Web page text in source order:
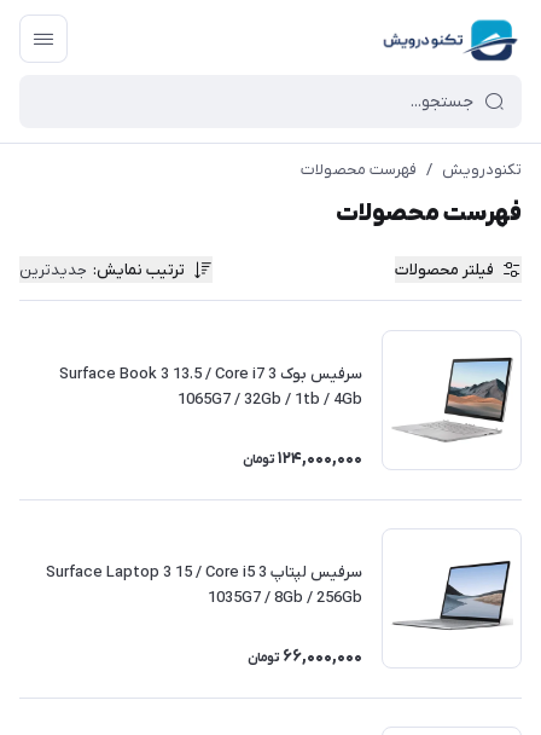
تکنودرویش / فهرست محصولات
فهرست محصولات
فیلتر محصولات ترتیب نمایش: جدیدترین
سرفیس بوک 3 Surface Book 3 13.5 / Core i7
1065G7 / 32Gb / 1tb / 4Gb
124,000,000 تومان
سرفیس لپتاپ 3 Surface Laptop 3 15 / Core i5
1035G7 / 8Gb / 256Gb
66,000,000 تومان